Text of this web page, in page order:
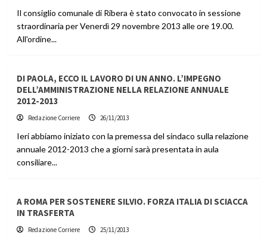
Il consiglio comunale di Ribera è stato convocato in sessione
straordinaria per Venerdì 29 novembre 2013 alle ore 19.00.
All'ordine...
DI PAOLA, ECCO IL LAVORO DI UN ANNO. L’IMPEGNO
DELL’AMMINISTRAZIONE NELLA RELAZIONE ANNUALE
2012-2013
Redazione Corriere 26/11/2013
Ieri abbiamo iniziato con la premessa del sindaco sulla relazione
annuale 2012-2013 che a giorni sarà presentata in aula
consiliare...
A ROMA PER SOSTENERE SILVIO. FORZA ITALIA DI SCIACCA
IN TRASFERTA
Redazione Corriere 25/11/2013